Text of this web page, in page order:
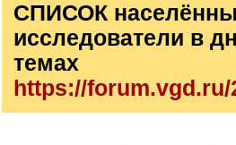
СПИСОК
исследователи в
темах
https://forum.vgd.ru/